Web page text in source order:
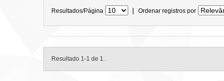
Resultados/Página | Ordenar registros por
Resultado 1-1 de 1.